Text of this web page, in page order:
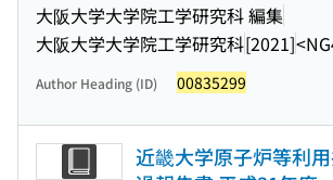
大阪大学大学院工学研究科 編集
大阪大学大学院工学研究科[2021]
Author Heading (ID) 00835299
近畿大学原子炉等利